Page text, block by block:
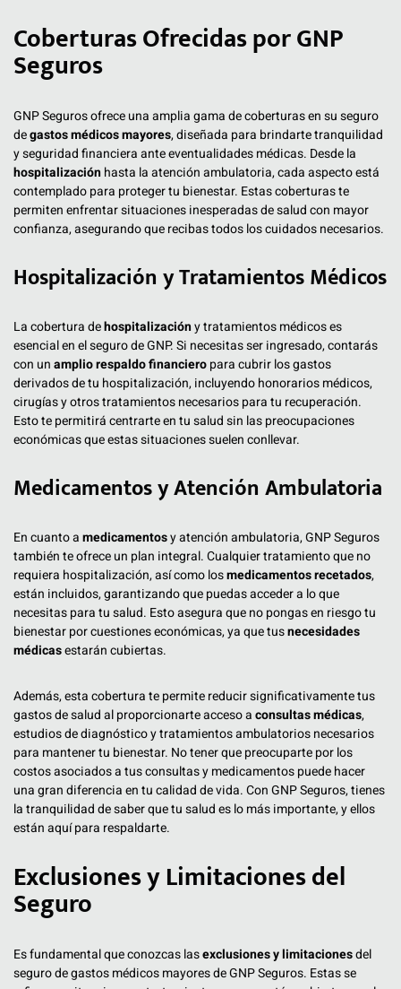
Coberturas Ofrecidas por GNP
Seguros
GNP Seguros ofrece una amplia gama de coberturas en su seguro
degastos médicos mayores, diseñada para brindarte tranquilidad
y seguridad financiera ante eventualidades médicas. Desde la
hospitalizaciónhasta la atención ambulatoria, cada aspecto está
contemplado para proteger tu bienestar. Estas coberturas te
permiten enfrentar situaciones inesperadas de salud con mayor
confianza, asegurando que recibas todos los cuidados necesarios.
Hospitalización y Tratamientos Médicos
La cobertura dehospitalizacióny tratamientos médicos es
esencial en el seguro de GNP. Si necesitas ser ingresado, contarás
con unamplio respaldo financieropara cubrir los gastos
derivados de tu hospitalización, incluyendo honorarios médicos,
cirugías y otros tratamientos necesarios para tu recuperación.
Esto te permitirá centrarte en tu salud sin las preocupaciones
económicas que estas situaciones suelen conllevar.
Medicamentos y Atención Ambulatoria
En cuanto amedicamentosy atención ambulatoria, GNP Seguros
también te ofrece un plan integral. Cualquier tratamiento que no
requiera hospitalización, así como losmedicamentos recetados,
están incluidos, garantizando que puedas acceder a lo que
necesitas para tu salud. Esto asegura que no pongas en riesgo tu
bienestar por cuestiones económicas, ya que tusnecesidades
médicasestarán cubiertas.
Además, esta cobertura te permite reducir significativamente tus
gastos de salud al proporcionarte acceso aconsultas médicas,
estudios de diagnóstico y tratamientos ambulatorios necesarios
para mantener tu bienestar. No tener que preocuparte por los
costos asociados a tus consultas y medicamentos puede hacer
una gran diferencia en tu calidad de vida. Con GNP Seguros, tienes
la tranquilidad de saber que tu salud es lo más importante, y ellos
están aquí para respaldarte.
Exclusiones y Limitaciones del
Seguro
Es fundamental que conozcas lasexclusiones y limitacionesdel
seguro de gastos médicos mayores de GNP Seguros. Estas se